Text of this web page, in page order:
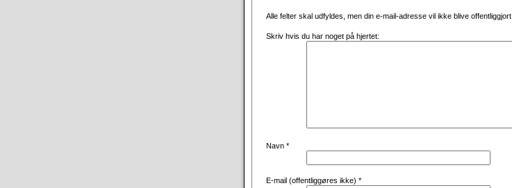
Alle felter skal udfyldes, men din e-mail-adresse vil ikke blive offentliggjort.
Skriv hvis du har noget på hjertet:
Navn *
E-mail (offentliggøres ikke) *